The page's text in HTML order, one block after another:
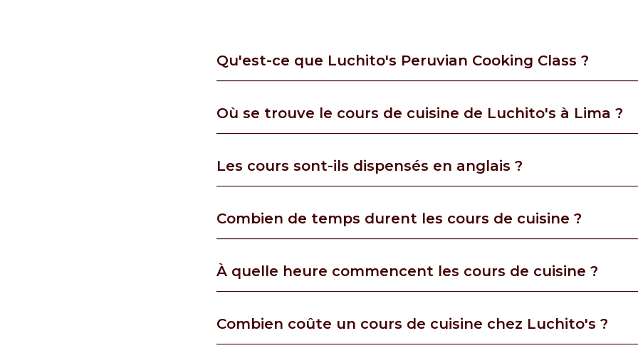
Qu'est-ce que Luchito's Peruvian Cooking Class ?
Où se trouve le cours de cuisine de Luchito's à Lima ?
Les cours sont-ils dispensés en anglais ?
Combien de temps durent les cours de cuisine ?
À quelle heure commencent les cours de cuisine ?
Combien coûte un cours de cuisine chez Luchito's ?